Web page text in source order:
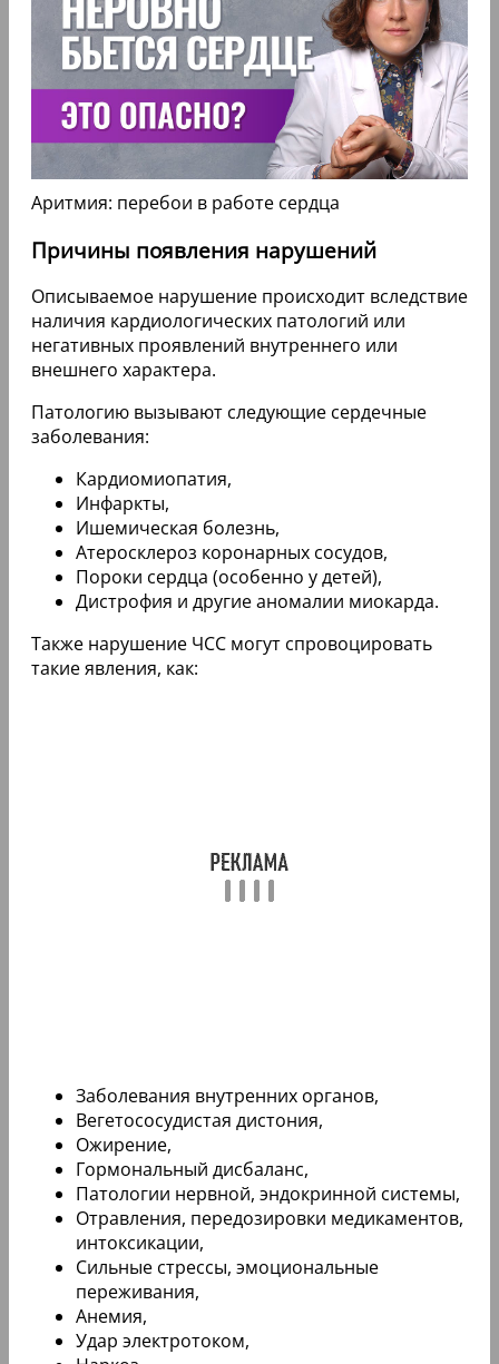
Аритмия: перебои в работе сердца
Причины появления нарушений
Описываемое нарушение происходит вследствие
наличия кардиологических патологий или
негативных проявлений внутреннего или
внешнего характера.
Патологию вызывают следующие сердечные
заболевания:
Кардиомиопатия,
Инфаркты,
Ишемическая болезнь,
Атеросклероз коронарных сосудов,
Пороки сердца (особенно у детей),
Дистрофия и другие аномалии миокарда.
Также нарушение ЧСС могут спровоцировать
такие явления, как:
Заболевания внутренних органов,
Вегетососудистая дистония,
Ожирение,
Гормональный дисбаланс,
Патологии нервной, эндокринной системы,
Отравления, передозировки медикаментов,
интоксикации,
Сильные стрессы, эмоциональные
переживания,
Анемия,
Удар электротоком,